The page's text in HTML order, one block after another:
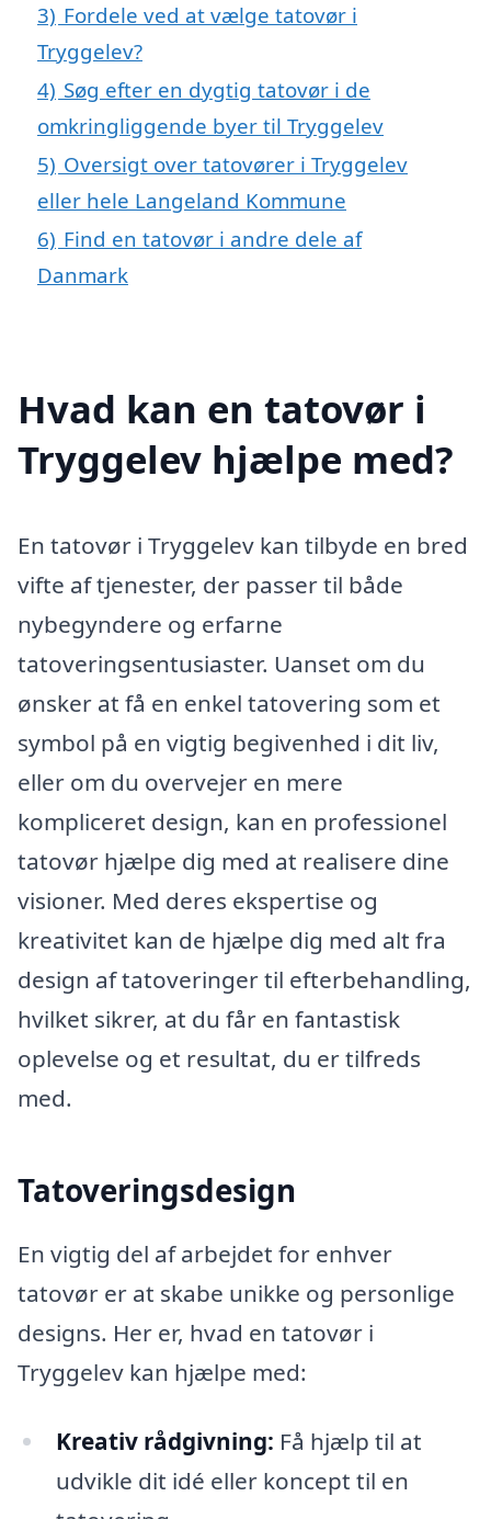
3) Fordele ved at vælge tatovør i
Tryggelev?
4) Søg efter en dygtig tatovør i de
omkringliggende byer til Tryggelev
5) Oversigt over tatovører i Tryggelev
eller hele Langeland Kommune
6) Find en tatovør i andre dele af
Danmark
Hvad kan en tatovør i
Tryggelev hjælpe med?
En tatovør i Tryggelev kan tilbyde en bred
vifte af tjenester, der passer til både
nybegyndere og erfarne
tatoveringsentusiaster. Uanset om du
ønsker at få en enkel tatovering som et
symbol på en vigtig begivenhed i dit liv,
eller om du overvejer en mere
kompliceret design, kan en professionel
tatovør hjælpe dig med at realisere dine
visioner. Med deres ekspertise og
kreativitet kan de hjælpe dig med alt fra
design af tatoveringer til efterbehandling,
hvilket sikrer, at du får en fantastisk
oplevelse og et resultat, du er tilfreds
med.
Tatoveringsdesign
En vigtig del af arbejdet for enhver
tatovør er at skabe unikke og personlige
designs. Her er, hvad en tatovør i
Tryggelev kan hjælpe med:
Kreativ rådgivning: Få hjælp til at
udvikle dit idé eller koncept til en